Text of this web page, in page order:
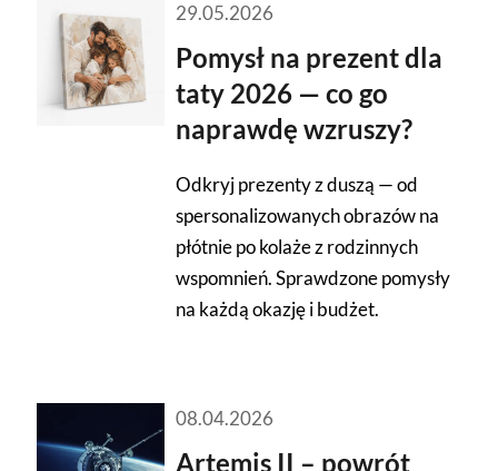
29.05.2026
Pomysł na prezent dla
taty 2026 — co go
naprawdę wzruszy?
Odkryj prezenty z duszą — od
spersonalizowanych obrazów na
płótnie po kolaże z rodzinnych
wspomnień. Sprawdzone pomysły
na każdą okazję i budżet.
08.04.2026
Artemis II – powrót